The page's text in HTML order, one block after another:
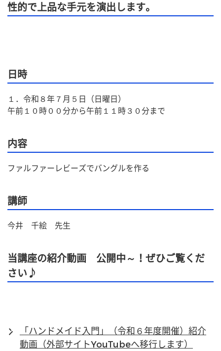
性的で上品な手元を演出します。
日時
１．令和８年７月５日（日曜日）
午前１０時００分から午前１１時３０分まで
内容
ファルファーレビーズでバングルを作る
講師
今井　千絵　先生
当講座の紹介動画 公開中～！ぜひご覧くだ
さい♪
「ハンドメイド入門」（令和６年度開催）紹介
動画（外部サイトYouTubeへ移行します）